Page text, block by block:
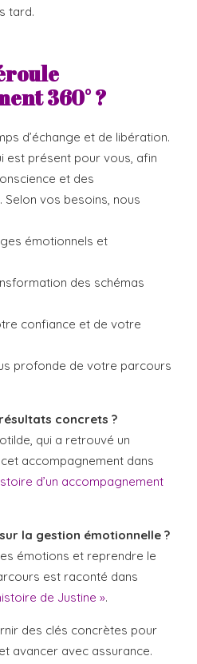
tard.
360° ?
d’échange et de libération.
est présent pour vous, afin
et des
vos besoins, nous
émotionnels et
des schémas
confiance et de votre
profonde de votre parcours
concrets ?
qui a retrouvé un
accompagnement dans
d’un accompagnement
la gestion émotionnelle ?
émotions et reprendre le
est raconté dans
de Justine ».
des clés concrètes pour
avancer avec assurance.